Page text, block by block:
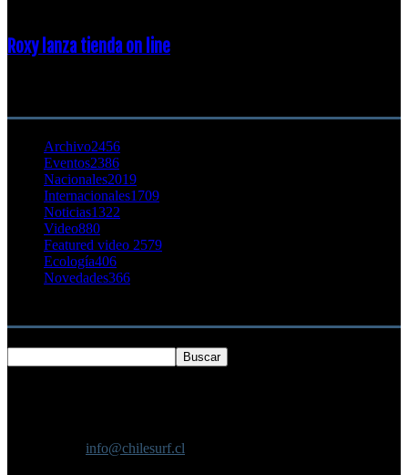
Roxy lanza tienda on line
Archivo2456
Eventos2386
Nacionales2019
Internacionales1709
Noticias1322
Video880
Featured video 2579
Ecología406
Novedades366
info@chilesurf.cl